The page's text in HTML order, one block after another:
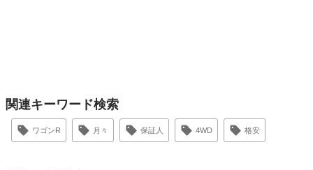
関連キーワード検索
ワゴンR 月々 保証人 4WD 格安